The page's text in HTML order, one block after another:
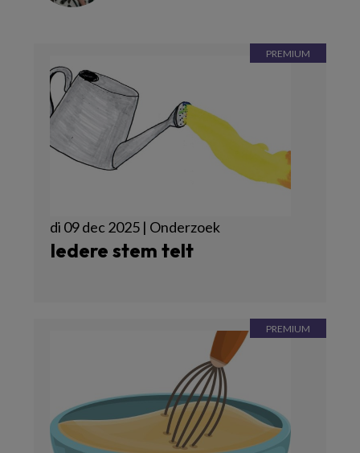
di 09 dec 2025 | Onderzoek
Iedere stem telt